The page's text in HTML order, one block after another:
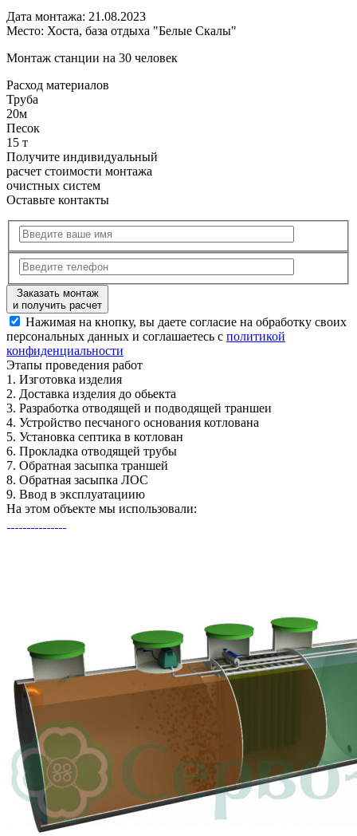
Дата монтажа: 21.08.2023
Место: Хоста, база отдыха "Белые Скалы"
Монтаж станции на 30 человек
Расход материалов
Труба
20м
Песок
15 т
Получите индивидуальный
расчет стоимости монтажа
очистных систем
Оставьте контакты
Заказать монтаж
и получить расчет
Нажимая на кнопку, вы даете согласие на обработку своих
персональных данных и соглашаетесь с политикой
конфиденциальности
Этапы проведения работ
1. Изготовка изделия
2. Доставка изделия до обьекта
3. Разработка отводящей и подводящей траншеи
4. Устройство песчаного основания котлована
5. Установка септика в котлован
6. Прокладка отводящей трубы
7. Обратная засыпка траншей
8. Обратная засыпка ЛОС
9. Ввод в эксплуатациию
На этом объекте мы использовали: